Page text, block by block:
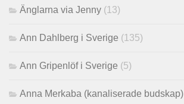
Änglarna via Jenny (13)
Ann Dahlberg i Sverige (135)
Ann Gripenlöf i Sverige (5)
Anna Merkaba (kanaliserade budskap)